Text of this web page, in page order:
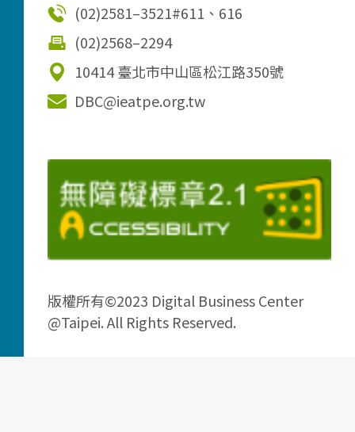
(02)2581–3521#611、616
(02)2568–2294
10414 臺北市中山區松江路350號
DBC@ieatpe.org.tw
版權所有©2023 Digital Business Center
@Taipei. All Rights Reserved.